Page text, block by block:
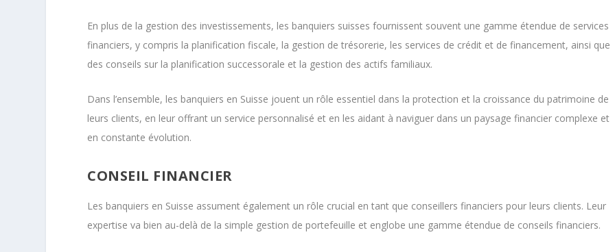
En plus de la gestion des investissements, les banquiers suisses fournissent souvent une gamme étendue de services
financiers, y compris la planification fiscale, la gestion de trésorerie, les services de crédit et de financement, ainsi que
des conseils sur la planification successorale et la gestion des actifs familiaux.
Dans l’ensemble, les banquiers en Suisse jouent un rôle essentiel dans la protection et la croissance du patrimoine de
leurs clients, en leur offrant un service personnalisé et en les aidant à naviguer dans un paysage financier complexe et
en constante évolution.
CONSEIL FINANCIER
Les banquiers en Suisse assument également un rôle crucial en tant que conseillers financiers pour leurs clients. Leur
expertise va bien au-delà de la simple gestion de portefeuille et englobe une gamme étendue de conseils financiers.